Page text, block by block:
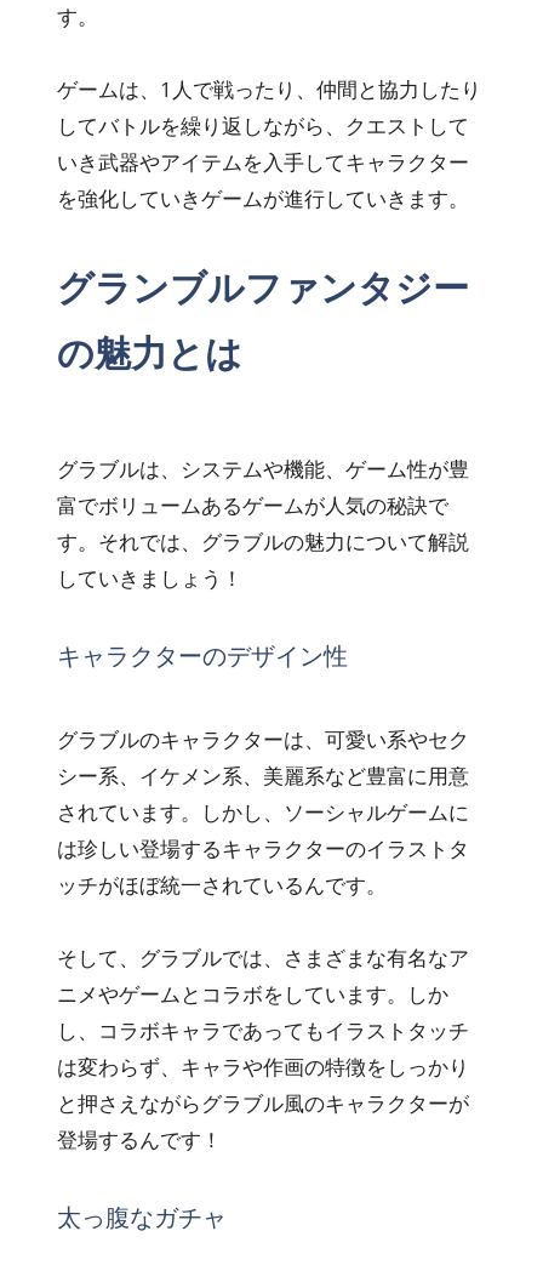
す。
ゲームは、1人で戦ったり、仲間と協力したり
してバトルを繰り返しながら、クエストして
いき武器やアイテムを入手してキャラクター
を強化していきゲームが進行していきます。
グランブルファンタジー
の魅力とは
グラブルは、システムや機能、ゲーム性が豊
富でボリュームあるゲームが人気の秘訣で
す。それでは、グラブルの魅力について解説
していきましょう！
キャラクターのデザイン性
グラブルのキャラクターは、可愛い系やセク
シー系、イケメン系、美麗系など豊富に用意
されています。しかし、ソーシャルゲームに
は珍しい登場するキャラクターのイラストタ
ッチがほぼ統一されているんです。
そして、グラブルでは、さまざまな有名なア
ニメやゲームとコラボをしています。しか
し、コラボキャラであってもイラストタッチ
は変わらず、キャラや作画の特徴をしっかり
と押さえながらグラブル風のキャラクターが
登場するんです！
太っ腹なガチャ